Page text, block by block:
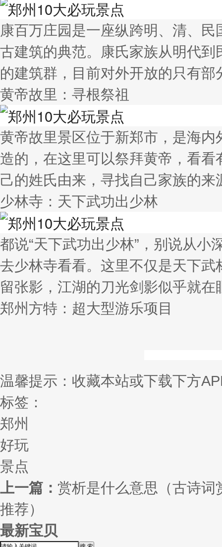
康百万庄园是一座纵跨明、清、
古建筑的典范。康氏家族从明代
的建筑群，目前对外开放的只有部
黄帝故里：寻根祭祖
黄帝故里景区位于新郑市，是海
造的，在这里可以祭拜黄帝，看
己的姓氏由来，寻找自己家族的来
少林寺：天下武功出少林
都说“天下武功出少林”，别说从
去少林寺看看。这里不仅是天下
留张影，江湖的刀光剑影似乎就在
郑州方特：超大型游乐项目
温馨提示：收藏本站或下载下方
标签：
郑州
好玩
景点
上一篇： 赏析是什么意思（古诗
推荐）
最新宝贝